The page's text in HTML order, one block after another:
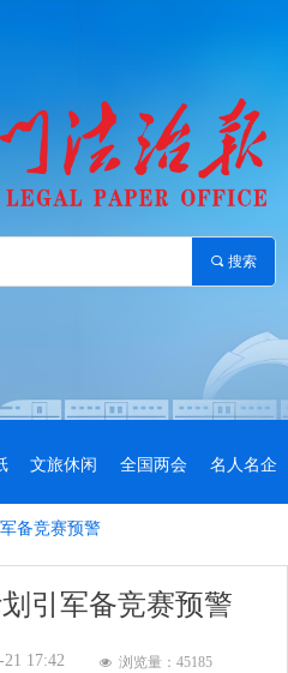
끠 搜索
文旅休闲 全国两会 名人名企
引军备竞赛预警
21 17:42 넶 浏览量：45185
备竞赛预警